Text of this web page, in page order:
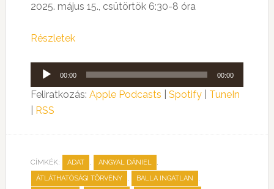
2025. május 15., csütörtök 6:30-8 óra
Részletek
Audió
lejátszó
00:00 00:00
Feliratkozás: Apple Podcasts Spotify| TuneIn
RSS
CÍMKÉK: ADAT , ANGYAL DÁNIEL ,
ÁTLÁTHATÓSÁGI TÖRVÉNY , BALLA INGATLAN ,